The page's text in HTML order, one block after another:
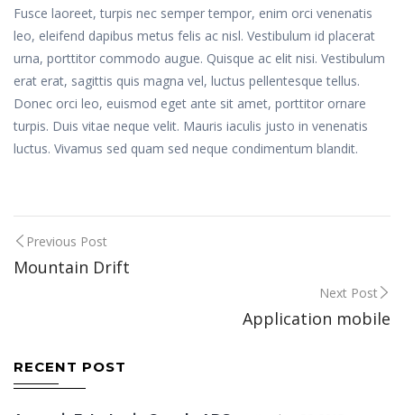
Fusce laoreet, turpis nec semper tempor, enim orci venenatis
leo, eleifend dapibus metus felis ac nisl. Vestibulum id placerat
urna, porttitor commodo augue. Quisque ac elit nisi. Vestibulum
erat erat, sagittis quis magna vel, luctus pellentesque tellus.
Donec orci leo, euismod eget ante sit amet, porttitor ornare
turpis. Duis vitae neque velit. Mauris iaculis justo in venenatis
luctus. Vivamus sed quam sed neque condimentum blandit.
Post
navigation
Previous Post
Mountain Drift
Next Post
Application mobile
RECENT POST